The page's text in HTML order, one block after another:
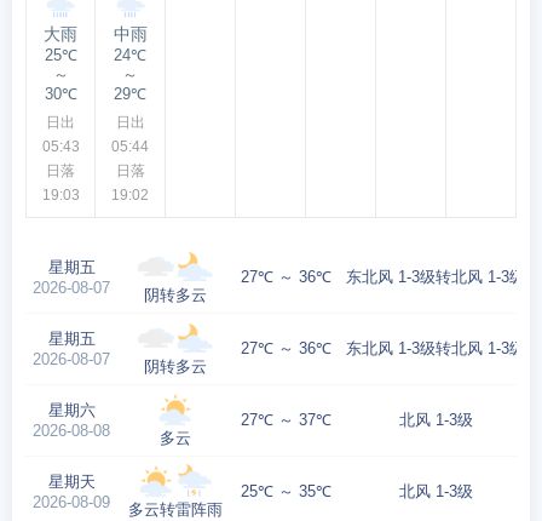
大雨
25℃
～
30℃
日出
05:43
日落
19:03
中雨
24℃
～
29℃
日出
05:44
日落
19:02
星期五
2026-08-07
阴转多云
27℃ ～ 36℃ 东北风 1-3级转北风 1-3级
星期五
2026-08-07
阴转多云
27℃ ～ 36℃ 东北风 1-3级转北风 1-3级
星期六
2026-08-08
多云
27℃ ～ 37℃ 北风 1-3级
星期天
2026-08-09
多云转雷阵雨
25℃ ～ 35℃ 北风 1-3级